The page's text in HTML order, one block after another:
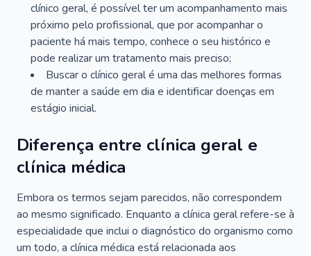
clínico geral, é possível ter um acompanhamento mais
próximo pelo profissional, que por acompanhar o
paciente há mais tempo, conhece o seu histórico e
pode realizar um tratamento mais preciso;
Buscar o clínico geral é uma das melhores formas
de manter a saúde em dia e identificar doenças em
estágio inicial.
Diferença entre clínica geral e
clínica médica
Embora os termos sejam parecidos, não correspondem
ao mesmo significado. Enquanto a clínica geral refere-se à
especialidade que inclui o diagnóstico do organismo como
um todo, a clínica médica está relacionada aos